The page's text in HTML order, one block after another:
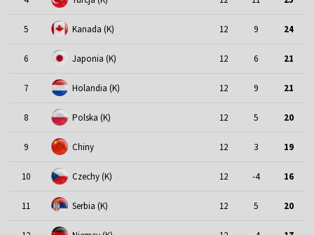
5 Kanada (K) 12 9 24
6 Japonia (K) 12 6 21
7 Holandia (K) 12 9 21
8 Polska (K) 12 5 20
9 Chiny 12 3 19
10 Czechy (K) 12 -4 16
11 Serbia (K) 12 5 20